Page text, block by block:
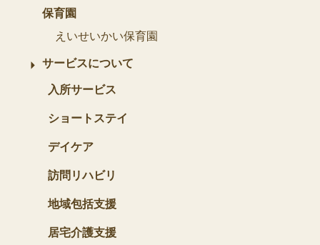
保育園
えいせいかい保育園
サービスについて
入所サービス
ショートステイ
デイケア
訪問リハビリ
地域包括支援
居宅介護支援